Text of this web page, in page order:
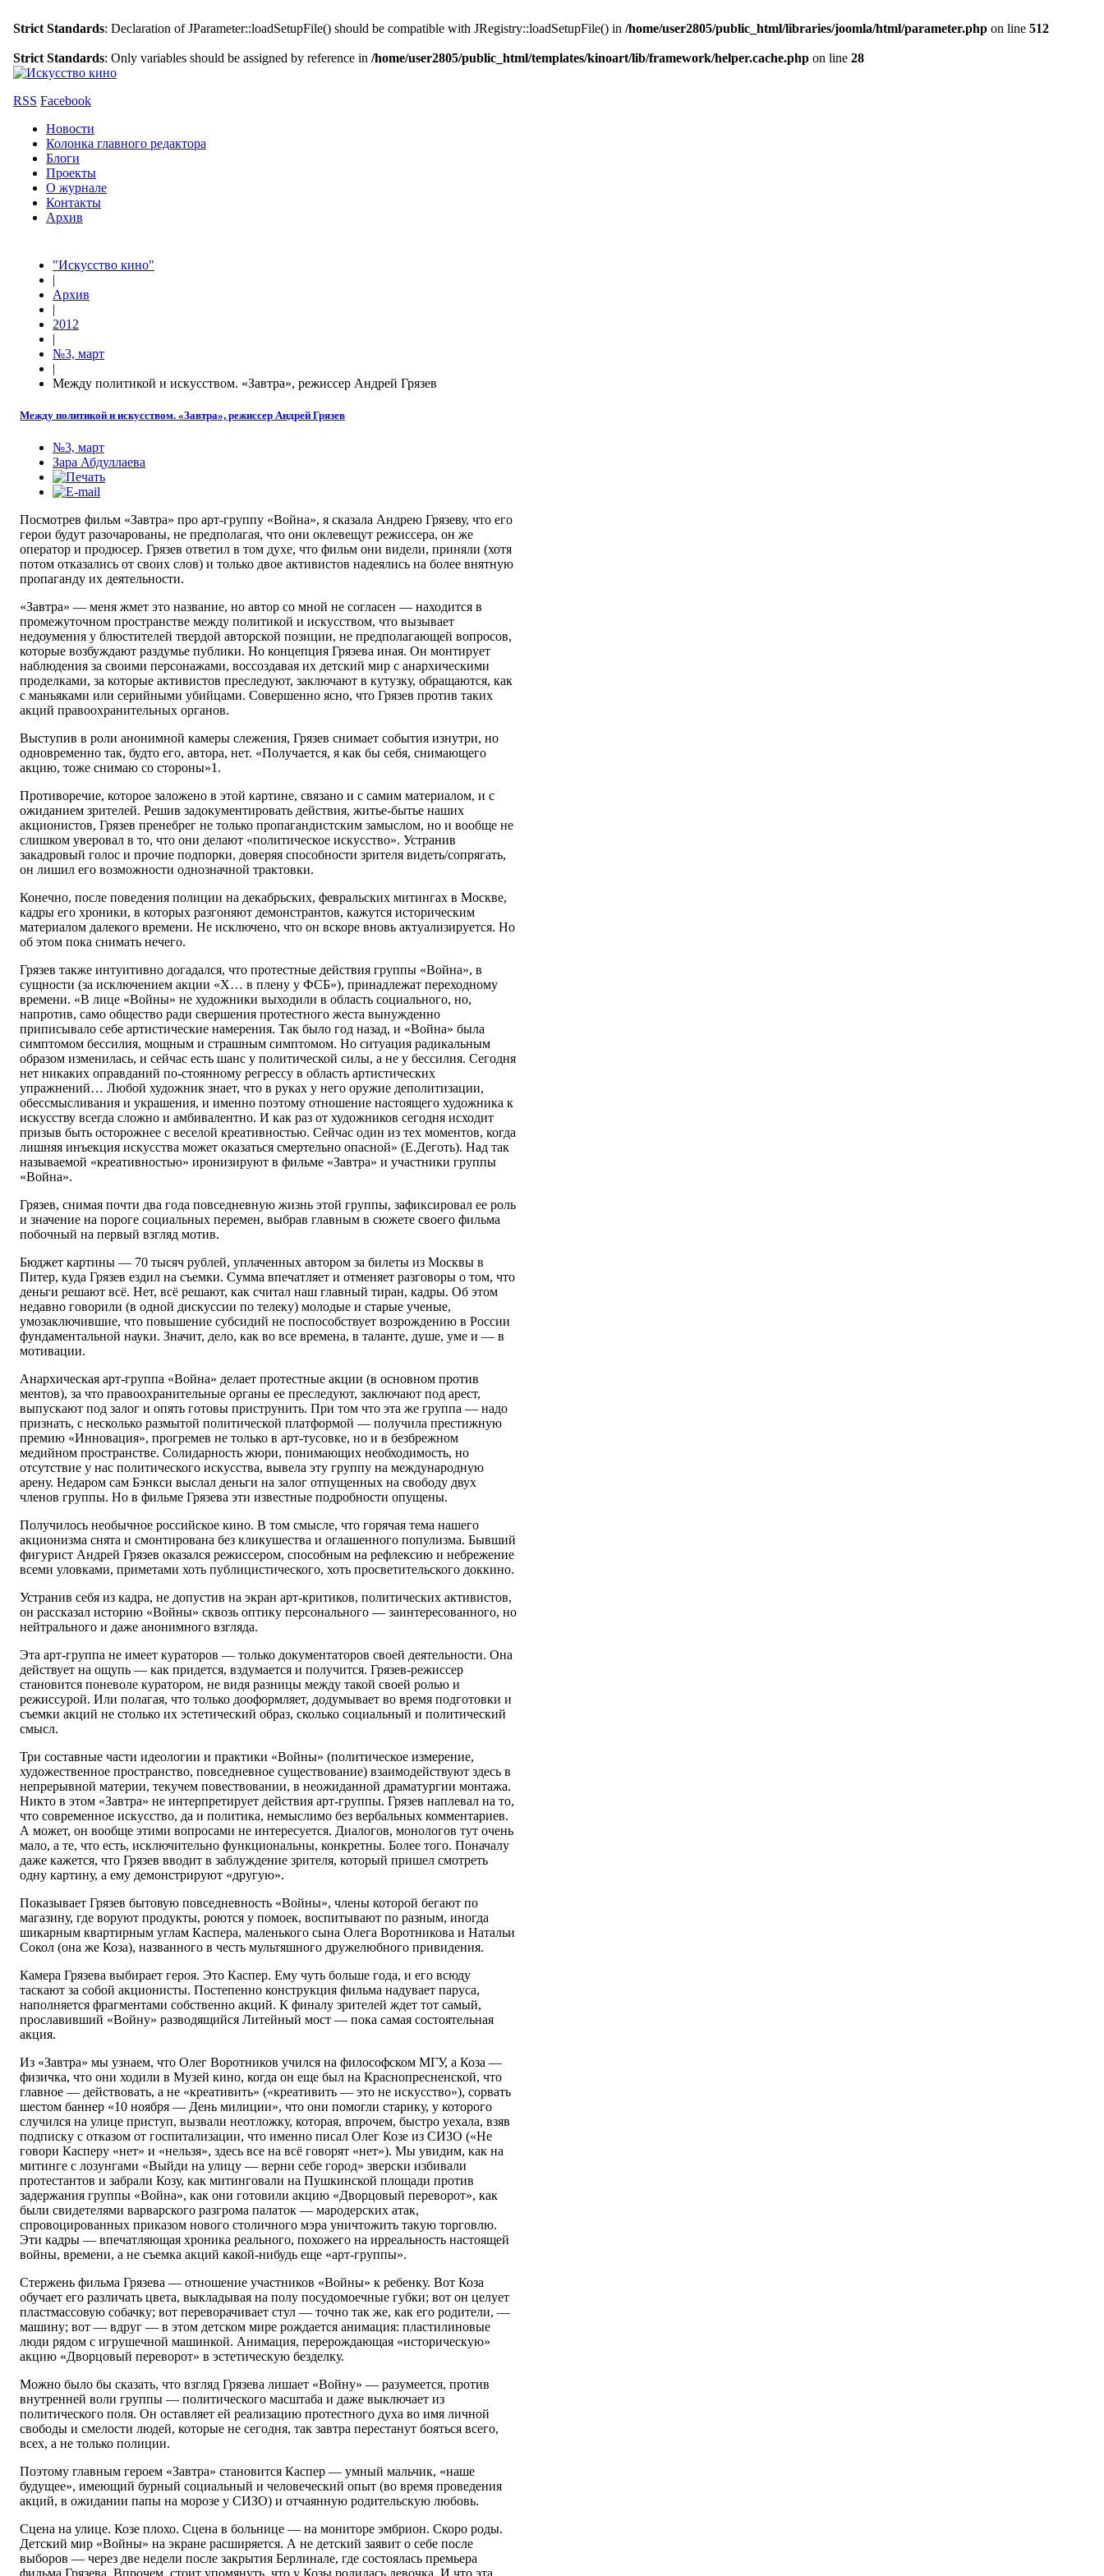
Strict Standards: Declaration of JParameter::loadSetupFile() should be compatible with JRegistry::loadSetupFile() in /home/user2805/public_html/libraries/joomla/html/parameter.php on line 512
Strict Standards: Only variables should be assigned by reference in /home/user2805/public_html/templates/kinoart/lib/framework/helper.cache.php on line 28
RSS Facebook
Новости
Колонка главного редактора
Блоги
Проекты
О журнале
Контакты
Архив
"Искусство кино"
|
Архив
|
2012
|
№3, март
|
Между политикой и искусством. «Завтра», режиссер Андрей Грязев
Между политикой и искусством. «Завтра», режиссер Андрей Грязев
№3, март
Зара Абдуллаева
Посмотрев фильм «Завтра» про арт-группу «Война», я сказала Андрею Грязеву, что его
герои будут разочарованы, не предполагая, что они оклевещут режиссера, он же
оператор и продюсер. Грязев ответил в том духе, что фильм они видели, приняли (хотя
потом отказались от своих слов) и только двое активистов надеялись на более внятную
пропаганду их деятельности.
«Завтра» — меня жмет это название, но автор со мной не согласен — находится в
промежуточном пространстве между политикой и искусством, что вызывает
недоумения у блюстителей твердой авторской позиции, не предполагающей вопросов,
которые возбуждают раздумье публики. Но концепция Грязева иная. Он монтирует
наблюдения за своими персонажами, воссоздавая их детский мир с анархическими
проделками, за которые активистов преследуют, заключают в кутузку, обращаются, как
с маньяками или серийными убийцами. Совершенно ясно, что Грязев против таких
акций правоохранительных органов.
Выступив в роли анонимной камеры слежения, Грязев снимает события изнутри, но
одновременно так, будто его, автора, нет. «Получается, я как бы себя, снимающего
акцию, тоже снимаю со стороны»1.
Противоречие, которое заложено в этой картине, связано и с самим материалом, и с
ожиданием зрителей. Решив задокументировать действия, житье-бытье наших
акционистов, Грязев пренебрег не только пропагандистским замыслом, но и вообще не
слишком уверовал в то, что они делают «политическое искусство». Устранив
закадровый голос и прочие подпорки, доверяя способности зрителя видеть/сопрягать,
он лишил его возможности однозначной трактовки.
Конечно, после поведения полиции на декабрьских, февральских митингах в Москве,
кадры его хроники, в которых разгоняют демонстрантов, кажутся историческим
материалом далекого времени. Не исключено, что он вскоре вновь актуализируется. Но
об этом пока снимать нечего.
Грязев также интуитивно догадался, что протестные действия группы «Война», в
сущности (за исключением акции «Х… в плену у ФСБ»), принадлежат переходному
времени. «В лице «Войны» не художники выходили в область социального, но,
напротив, само общество ради свершения протестного жеста вынужденно
приписывало себе артистические намерения. Так было год назад, и «Война» была
симптомом бессилия, мощным и страшным симптомом. Но ситуация радикальным
образом изменилась, и сейчас есть шанс у политической силы, а не у бессилия. Сегодня
нет никаких оправданий по-стоянному регрессу в область артистических
упражнений… Любой художник знает, что в руках у него оружие деполитизации,
обессмысливания и украшения, и именно поэтому отношение настоящего художника к
искусству всегда сложно и амбивалентно. И как раз от художников сегодня исходит
призыв быть осторожнее с веселой креативностью. Сейчас один из тех моментов, когда
лишняя инъекция искусства может оказаться смертельно опасной» (Е.Деготь). Над так
называемой «креативностью» иронизируют в фильме «Завтра» и участники группы
«Война».
Грязев, снимая почти два года повседневную жизнь этой группы, зафиксировал ее роль
и значение на пороге социальных перемен, выбрав главным в сюжете своего фильма
побочный на первый взгляд мотив.
Бюджет картины — 70 тысяч рублей, уплаченных автором за билеты из Москвы в
Питер, куда Грязев ездил на съемки. Сумма впечатляет и отменяет разговоры о том, что
деньги решают всё. Нет, всё решают, как считал наш главный тиран, кадры. Об этом
недавно говорили (в одной дискуссии по телеку) молодые и старые ученые,
умозаключившие, что повышение субсидий не поспособствует возрождению в России
фундаментальной науки. Значит, дело, как во все времена, в таланте, душе, уме и — в
мотивации.
Анархическая арт-группа «Война» делает протестные акции (в основном против
ментов), за что правоохранительные органы ее преследуют, заключают под арест,
выпускают под залог и опять готовы приструнить. При том что эта же группа — надо
признать, с несколько размытой политической платформой — получила престижную
премию «Инновация», прогремев не только в арт-тусовке, но и в безбрежном
медийном пространстве. Солидарность жюри, понимающих необходимость, но
отсутствие у нас политического искусства, вывела эту группу на международную
арену. Недаром сам Бэнкси выслал деньги на залог отпущенных на свободу двух
членов группы. Но в фильме Грязева эти известные подробности опущены.
Получилось необычное российское кино. В том смысле, что горячая тема нашего
акционизма снята и смонтирована без кликушества и оглашенного популизма. Бывший
фигурист Андрей Грязев оказался режиссером, способным на рефлексию и небрежение
всеми уловками, приметами хоть публицистического, хоть просветительского доккино.
Устранив себя из кадра, не допустив на экран арт-критиков, политических активистов,
он рассказал историю «Войны» сквозь оптику персонального — заинтересованного, но
нейтрального и даже анонимного взгляда.
Эта арт-группа не имеет кураторов — только документаторов своей деятельности. Она
действует на ощупь — как придется, вздумается и получится. Грязев-режиссер
становится поневоле куратором, не видя разницы между такой своей ролью и
режиссурой. Или полагая, что только дооформляет, додумывает во время подготовки и
съемки акций не столько их эстетический образ, сколько социальный и политический
смысл.
Три составные части идеологии и практики «Войны» (политическое измерение,
художественное пространство, повседневное существование) взаимодействуют здесь в
непрерывной материи, текучем повествовании, в неожиданной драматургии монтажа.
Никто в этом «Завтра» не интерпретирует действия арт-группы. Грязев наплевал на то,
что современное искусство, да и политика, немыслимо без вербальных комментариев.
А может, он вообще этими вопросами не интересуется. Диалогов, монологов тут очень
мало, а те, что есть, исключительно функциональны, конкретны. Более того. Поначалу
даже кажется, что Грязев вводит в заблуждение зрителя, который пришел смотреть
одну картину, а ему демонстрируют «другую».
Показывает Грязев бытовую повседневность «Войны», члены которой бегают по
магазину, где воруют продукты, роются у помоек, воспитывают по разным, иногда
шикарным квартирным углам Каспера, маленького сына Олега Воротникова и Натальи
Сокол (она же Коза), названного в честь мультяшного дружелюбного привидения.
Камера Грязева выбирает героя. Это Каспер. Ему чуть больше года, и его всюду
таскают за собой акционисты. Постепенно конструкция фильма надувает паруса,
наполняется фрагментами собственно акций. К финалу зрителей ждет тот самый,
прославивший «Войну» разводящийся Литейный мост — пока самая состоятельная
акция.
Из «Завтра» мы узнаем, что Олег Воротников учился на философском МГУ, а Коза —
физичка, что они ходили в Музей кино, когда он еще был на Краснопресненской, что
главное — действовать, а не «креативить» («креативить — это не искусство»), сорвать
шестом баннер «10 ноября — День милиции», что они помогли старику, у которого
случился на улице приступ, вызвали неотложку, которая, впрочем, быстро уехала, взяв
подписку с отказом от госпитализации, что именно писал Олег Козе из СИЗО («Не
говори Касперу «нет» и «нельзя», здесь все на всё говорят «нет»). Мы увидим, как на
митинге с лозунгами «Выйди на улицу — верни себе город» зверски избивали
протестантов и забрали Козу, как митинговали на Пушкинской площади против
задержания группы «Война», как они готовили акцию «Дворцовый переворот», как
были свидетелями варварского разгрома палаток — мародерских атак,
спровоцированных приказом нового столичного мэра уничтожить такую торговлю.
Эти кадры — впечатляющая хроника реального, похожего на ирреальность настоящей
войны, времени, а не съемка акций какой-нибудь еще «арт-группы».
Стержень фильма Грязева — отношение участников «Войны» к ребенку. Вот Коза
обучает его различать цвета, выкладывая на полу посудомоечные губки; вот он целует
пластмассовую собачку; вот переворачивает стул — точно так же, как его родители, —
машину; вот — вдруг — в этом детском мире рождается анимация: пластилиновые
люди рядом с игрушечной машинкой. Анимация, перерождающая «историческую»
акцию «Дворцовый переворот» в эстетическую безделку.
Можно было бы сказать, что взгляд Грязева лишает «Войну» — разумеется, против
внутренней воли группы — политического масштаба и даже выключает из
политического поля. Он оставляет ей реализацию протестного духа во имя личной
свободы и смелости людей, которые не сегодня, так завтра перестанут бояться всего,
всех, а не только полиции.
Поэтому главным героем «Завтра» становится Каспер — умный мальчик, «наше
будущее», имеющий бурный социальный и человеческий опыт (во время проведения
акций, в ожидании папы на морозе у СИЗО) и отчаянную родительскую любовь.
Сцена на улице. Козе плохо. Сцена в больнице — на мониторе эмбрион. Скоро роды.
Детский мир «Войны» на экране расширяется. А не детский заявит о себе после
выборов — через две недели после закрытия Берлинале, где состоялась премьера